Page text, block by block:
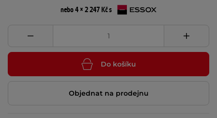
nebo 4 × 2 247 Kč s
Do košíku
Objednat na prodejnu